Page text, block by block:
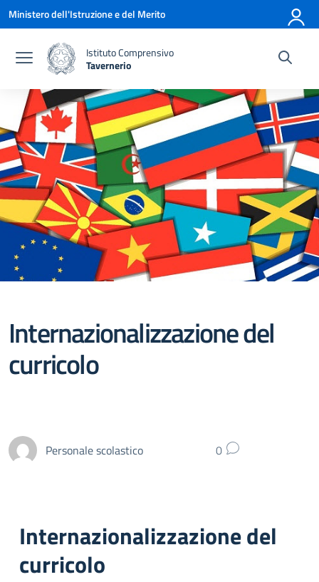
Vai ai contenuti
Vai al menu di navigazione
Vai al footer
Ministero dell'Istruzione e del Merito
Istituto Comprensivo
Tavernerio
Internazionalizzazione del
curricolo
Personale scolastico 0
Internazionalizzazione del
curricolo